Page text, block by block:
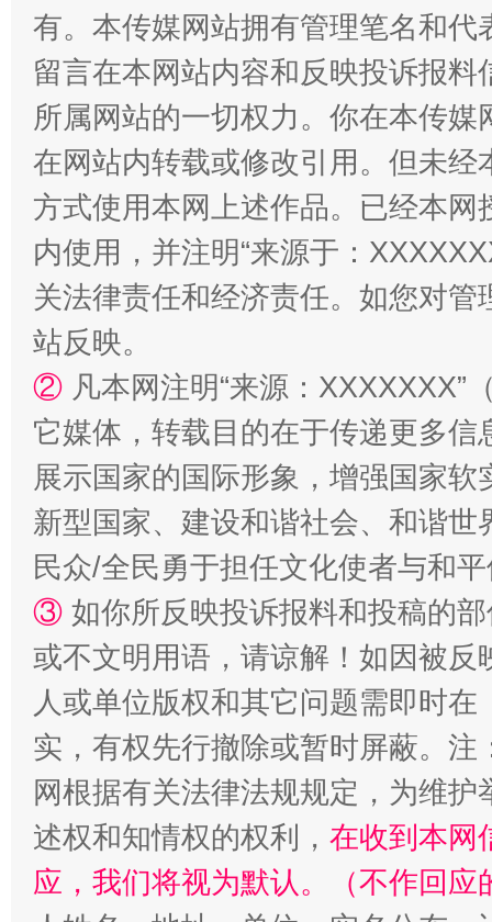
解纷+调解+退费，一次搞定
漫山遍野的桃花与雪山、麦地、白藏房 除
有。本传媒网站拥有管理笔名和
留言在本网站内容和反映投诉报
所属网站的一切权力。你在本传
在网站内转载或修改引用。但未
方式使用本网上述作品。已经本
内使用，并注明“来源于：
关法律责任和经济责任。如您对
站反映。
② 凡本网注明“来源：
它媒体，转载目的在于传递更多
展示国家的国际形象，增强国家
新型国家、建设和谐社会、和谐
民众/全民勇于担任文化使者与和
③ 如你所反映投诉报料和投稿的
或不文明用语，请谅解！如因被
人或单位版权和其它问题需即时在
实，有权先行撤除或暂时屏蔽。
网根据有关法律法规规定，为维
述权和知情权的权利， 在收到本网
应，我们将视为默认。（不作回应